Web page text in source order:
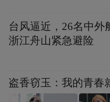
台风逼近，26名中外
浙江舟山紧急避险
盗香窃玉：我的青春